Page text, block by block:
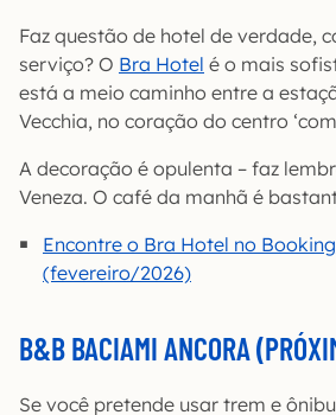
Faz questão de hotel de verdade,
serviço? O Bra Hotel é o mais
está a meio caminho entre a
Vecchia, no coração do centro
A decoração é opulenta – faz
Veneza. O café da manhã é
Encontre o Bra Hotel no
(fevereiro/2026)
B&B BACIAMI ANCORA
Se você pretende usar trem e